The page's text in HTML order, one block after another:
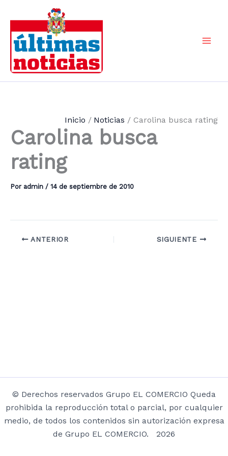
contenido
Inicio Noticias Carolina busca rating
Carolina busca
rating
Por admin / 14 de septiembre de 2010
ANTERIOR SIGUIENTE
© Derechos reservados Grupo EL COMERCIO Queda
prohibida la reproducción total o parcial, por cualquier
medio, de todos los contenidos sin autorización expresa
de Grupo EL COMERCIO. 2026